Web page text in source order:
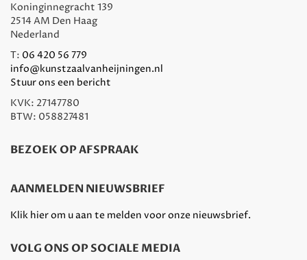
Koninginnegracht 139
2514 AM Den Haag
Nederland
T: 06 420 56 779
info@kunstzaalvanheijningen.nl
Stuur ons een bericht
KVK: 27147780
BTW: 058827481
BEZOEK OP AFSPRAAK
AANMELDEN NIEUWSBRIEF
Klik hier om u aan te melden voor onze nieuwsbrief.
VOLG ONS OP SOCIALE MEDIA